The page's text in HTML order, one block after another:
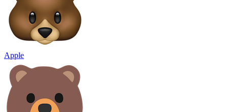
Apple